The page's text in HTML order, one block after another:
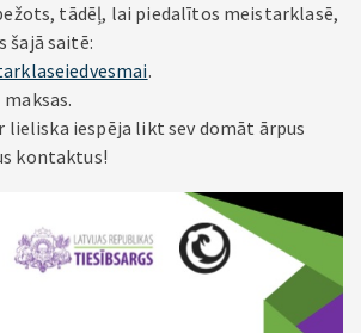
tādēļ, lai piedalītos meistarklasē,
šajā saitē:
.
lieliska iespēja likt sev domāt ārpus
kontaktus!